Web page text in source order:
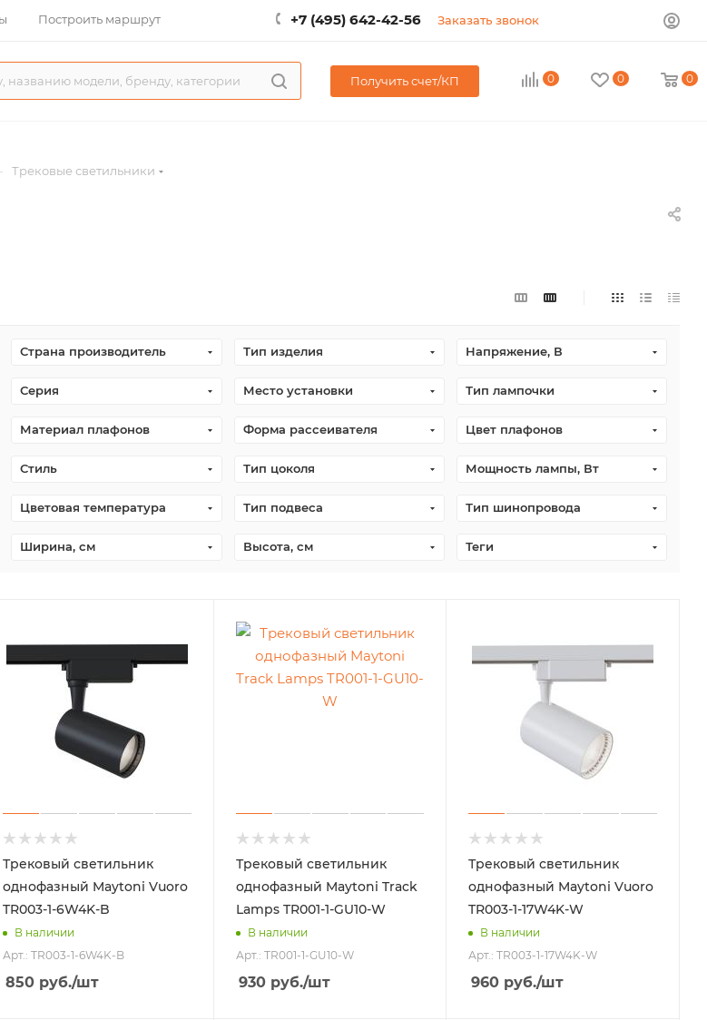
Построить маршрут +7 (495) 642-42-56 Заказать звонок
Получить счет/КП 0 0 0
Трековые светильники
Страна производитель Тип изделия Напряжение, В
Серия Место установки Тип лампочки
Материал плафонов Форма рассеивателя Цвет плафонов
Стиль Тип цоколя Мощность лампы, Вт
Цветовая температура Тип подвеса Тип шинопровода
Ширина, см Высота, см Теги
Трековый светильник
однофазный Maytoni Vuoro
TR003-1-6W4K-B
В наличии
Арт.: TR003-1-6W4K-B
850 руб./шт
Трековый светильник
однофазный Maytoni Track
Lamps TR001-1-GU10-W
В наличии
Арт.: TR001-1-GU10-W
930руб./шт
Трековый светильник
однофазный Maytoni Vuoro
TR003-1-17W4K-W
В наличии
Арт.: TR003-1-17W4K-W
960 руб./шт